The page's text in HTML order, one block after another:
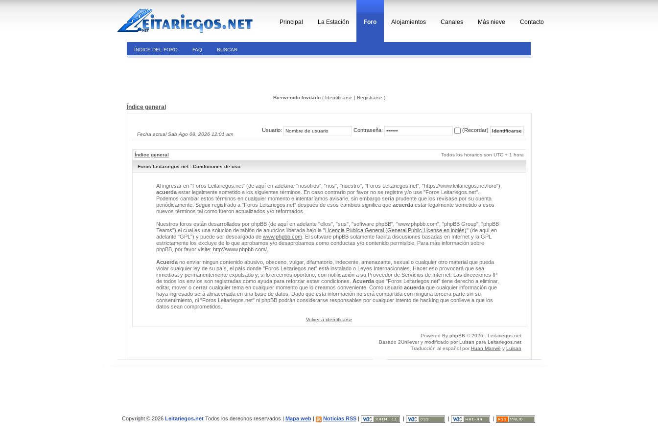
Principal La Estación Foro Alojamientos Canales Más nieve Contacto
ÍNDICE DEL FORO FAQ BUSCAR
Bienvenido Invitado( Identificarse | Registrarse )
Índice general
Fecha actual Sab Ago 08, 2026 12:01 am
Usuario: Contraseña: (Recordar)
Índice general Todos los horarios son UTC + 1 hora
Foros Leitariegos.net - Condiciones de uso
Al ingresar en "Foros Leitariegos.net" (de aquí en adelante "nosotros", "nos", "nuestro", "Foros Leitariegos.net", "https://www.leitariegos.net/foro"),
acuerdaestar legalmente sometido a los siguientes términos. En caso contrario por favor no se registre y/o use "Foros Leitariegos.net".
Podemos cambiar estos términos en cualquier momento e intentaríamos avisarle, sin embargo sería prudente que los revisase por su cuenta
periódicamente. Seguir registrado a "Foros Leitariegos.net" después de esos cambios significa que acuerdaestar legalmente sometido a esos
nuevos términos tal como fueron actualizados y/o reformados.
Nuestros foros están desarrollados por phpBB (de aquí en adelante "ellos", "sus", "software phpBB", "www.phpbb.com", "phpBB Group", "phpBB
Teams") el cual es una solución de tablón de anuncios liberada bajo la "Licencia Pública General (General Public License en inglés)" (de aquí en
adelante "GPL") y puede ser descargada de www.phpbb.com. El software phpBB solamente facilita discusiones basadas en Internet y la GPL
estrictamente los excluye de lo que aprobamos y/o desaprobamos como conductas y/o contenido permisible. Para más información sobre
phpBB, por favor visite: http://www.phpbb.com/.
Acuerdano enviar ningun contenido abusivo, obsceno, vulgar, difamatorio, indecente, amenazante, sexual o cualquier otro material que pueda
violar cualquier ley de su país, el país donde "Foros Leitariegos.net" está instalado o Leyes Internacionales. Hacer eso provocará que sea
inmediata y permanentemente expulsado y, si lo creemos oportuno, con notificación a su Proveedor de Servicios de Internet. Las direcciones IP
de todos los envíos son registradas como ayuda para reforzar estas condiciones. Acuerdaque "Foros Leitariegos.net" tiene derecho a eliminar,
editar, mover o cerrar cualquier tema en cualquier momento que lo creamos conveniente. Como usuario acuerdaque cualquier información que
haya ingresado será almacenada en una base de datos. Dado que esta información no será compartida con ninguna tercera parte sin su
consentimiento, ni "Foros Leitariegos.net" ni phpBB podrán considerarse responsables por cualquier intento de hacking que conlleve a que los
datos sean comprometidos.
Volver a identificarse
Powered By phpBB © 2026 - Leitariegos.net
Basado 2Unilever y modificado por Luisan para Leitariegos.net
Traducción al español por Huan Manwë y Luisan
Copyright © 2026 Leitariegos.netTodos los derechos reservados | Mapa web| Noticias RSS|